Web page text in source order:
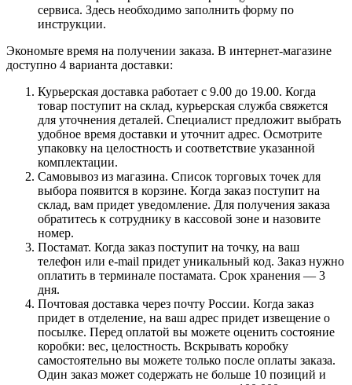
сервиса. Здесь необходимо заполнить форму по
инструкции.
Экономьте время на получении заказа. В интернет-магазине
доступно 4 варианта доставки:
Курьерская доставка работает с 9.00 до 19.00. Когда
товар поступит на склад, курьерская служба свяжется
для уточнения деталей. Специалист предложит выбрать
удобное время доставки и уточнит адрес. Осмотрите
упаковку на целостность и соответствие указанной
комплектации.
Самовывоз из магазина. Список торговых точек для
выбора появится в корзине. Когда заказ поступит на
склад, вам придет уведомление. Для получения заказа
обратитесь к сотруднику в кассовой зоне и назовите
номер.
Постамат. Когда заказ поступит на точку, на ваш
телефон или e-mail придет уникальный код. Заказ нужно
оплатить в терминале постамата. Срок хранения — 3
дня.
Почтовая доставка через почту России. Когда заказ
придет в отделение, на ваш адрес придет извещение о
посылке. Перед оплатой вы можете оценить состояние
коробки: вес, целостность. Вскрывать коробку
самостоятельно вы можете только после оплаты заказа.
Один заказ может содержать не больше 10 позиций и